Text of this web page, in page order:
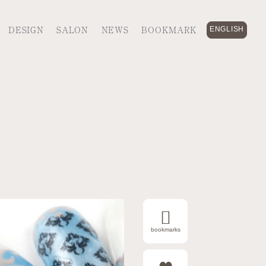
DESIGN SALON NEWS BOOKMARK ENGLISH